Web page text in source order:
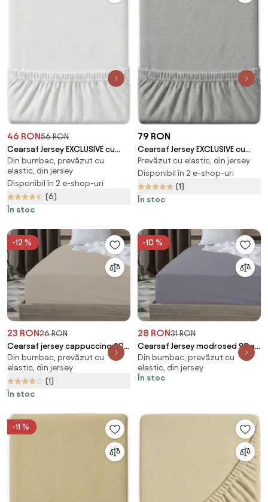
46 RON56 RON
Cearsaf Jersey EXCLUSIVE cu
elastic alb 140 x 200 cm
Din bumbac, prevăzut cu
elastic, din jersey
Disponibil în 2 e-shop-uri
(6)
În stoc
79 RON
Cearsaf Jersey EXCLUSIVE cu
elastic gri 200 x 220 cm
Prevăzut cu elastic, din jersey
Disponibil în 2 e-shop-uri
(1)
În stoc
-12 %
23 RON26 RON
Cearsaf jersey cappuccino 90 x
200 cm
Din bumbac, prevăzut cu
elastic, din jersey
(1)
În stoc
-10 %
28 RON31 RON
Cearsaf Jersey modrosed 90 x
200 cm
Din bumbac, prevăzut cu
elastic, din jersey
În stoc
-11 %